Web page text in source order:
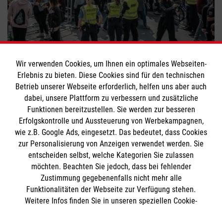
Vorbereitet für den Ernstfall
Erste Hilfe #Wissen für den Ernstfall
Bewerte diesen Artikel
Wir verwenden Cookies, um Ihnen ein optimales Webseiten-
Erlebnis zu bieten. Diese Cookies sind für den technischen
Betrieb unserer Webseite erforderlich, helfen uns aber auch
dabei, unsere Plattform zu verbessern und zusätzliche
Funktionen bereitzustellen. Sie werden zur besseren
Erfolgskontrolle und Aussteuerung von Werbekampagnen,
wie z.B. Google Ads, eingesetzt. Das bedeutet, dass Cookies
zur Personalisierung von Anzeigen verwendet werden. Sie
entscheiden selbst, welche Kategorien Sie zulassen
möchten. Beachten Sie jedoch, dass bei fehlender
Zustimmung gegebenenfalls nicht mehr alle
Funktionalitäten der Webseite zur Verfügung stehen.
Weitere Infos finden Sie in unseren speziellen Cookie-